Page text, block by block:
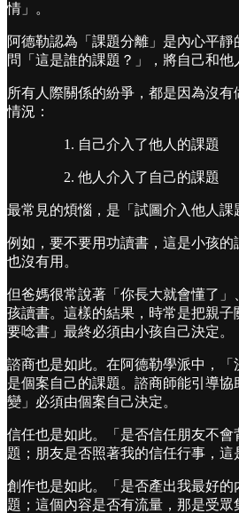
情」。
阿德勒認為「課題分離」是內心平
問「這是誰的課題？」，將自己和他
所有人際關係的紛爭，都是因為沒
情況：
自己介入了他人的課題
他人介入了自己的課題
最常見的煩惱，是「試圖介入他人課
例如，要不要用功讀書，這是小孩
也沒有用。
但爸媽很常說著「你長大就會懂了
孩讀書。這樣的結果，時常是把親
要唸書」最終必須由小孩自己決定。
諮商也是如此。在阿德勒學派中，「
是個案自己的課題。諮商師能引導
變」必須由個案自己決定。
信任也是如此。「是否信任朋友不會
題；朋友是否照著我的信任行事，這
創作也是如此。「是否產出我最好的
題；這個內容是否有流量，那是受眾